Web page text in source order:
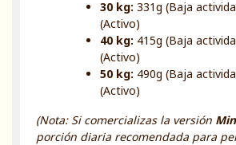
30 kg: 331g (Baja
(Activo)
40 kg: 415g (Baja
(Activo)
50 kg: 490g (Baja
(Activo)
(Nota: Si comercializas la versión
porción diaria recomendada para